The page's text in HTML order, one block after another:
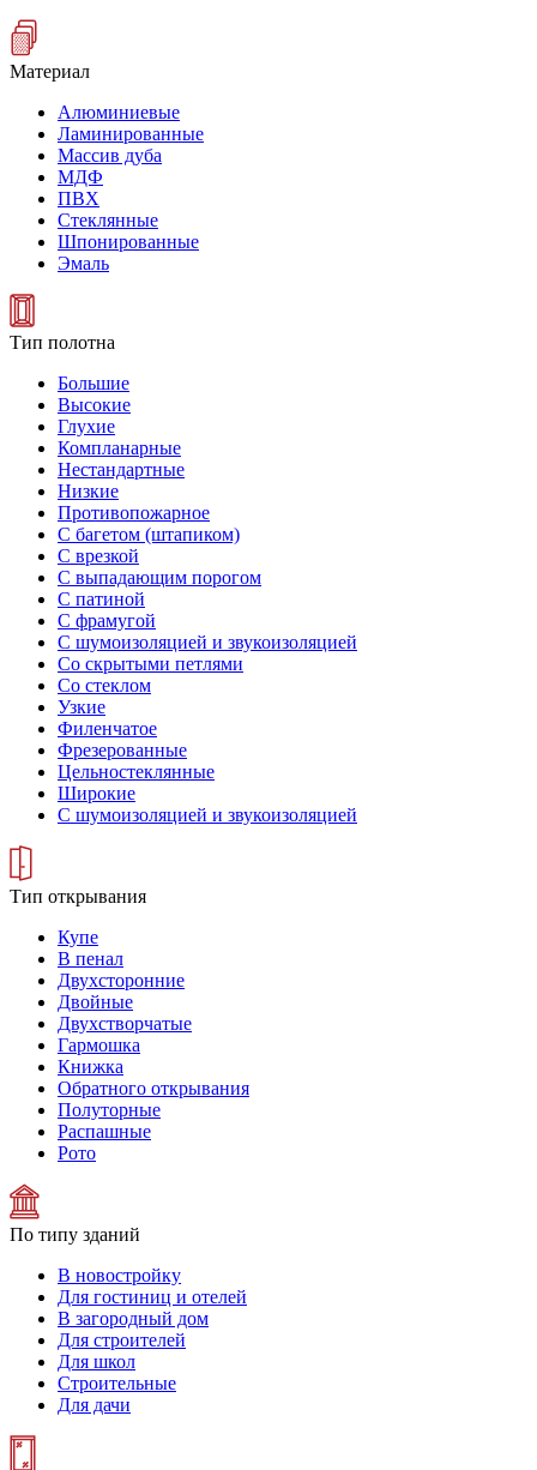
Материал
Алюминиевые
Ламинированные
Массив дуба
МДФ
ПВХ
Стеклянные
Шпонированные
Эмаль
Тип полотна
Большие
Высокие
Глухие
Компланарные
Нестандартные
Низкие
Противопожарное
С багетом (штапиком)
С врезкой
С выпадающим порогом
С патиной
С фрамугой
С шумоизоляцией и звукоизоляцией
Со скрытыми петлями
Со стеклом
Узкие
Филенчатое
Фрезерованные
Цельностеклянные
Широкие
С шумоизоляцией и звукоизоляцией
Тип открывания
Купе
В пенал
Двухсторонние
Двойные
Двухстворчатые
Гармошка
Книжка
Обратного открывания
Полуторные
Распашные
Рото
По типу зданий
В новостройку
Для гостиниц и отелей
В загородный дом
Для строителей
Для школ
Строительные
Для дачи